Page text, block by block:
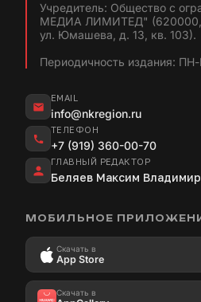
Учредитель: Общество с
МЕДИА ЛИМИТЕД" (620000,
ул. Юмашева, д. 13, кв. 103).
Периодичность издания:
EMAIL
info@nkregion.ru
ТЕЛЕФОН
+7 (919) 360-00-70
ГЛАВНЫЙ РЕДАКТОР
Беляев Максим
МОБИЛЬНОЕ
Скачать в
App Store
Скачать в